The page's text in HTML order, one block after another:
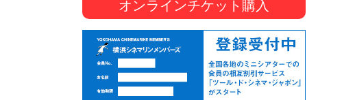
オンラインチケット購入